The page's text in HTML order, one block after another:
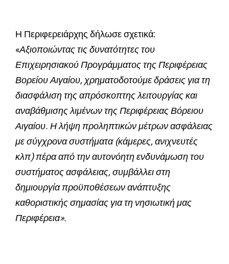
Η Περιφερειάρχης δήλωσε σχετικά:
«Αξιοποιώντας τις δυνατότητες του
Επιχειρησιακού Προγράμματος της Περιφέρειας
Βορείου Αιγαίου, χρηματοδοτούμε δράσεις για τη
διασφάλιση της απρόσκοπτης λειτουργίας και
αναβάθμισης λιμένων της Περιφέρειας Βόρειου
Αιγαίου. Η λήψη προληπτικών μέτρων ασφάλειας
με σύγχρονα συστήματα (κάμερες, ανιχνευτές
κλπ) πέρα από την αυτονόητη ενδυνάμωση του
συστήματος ασφάλειας, συμβάλλει στη
δημιουργία προϋποθέσεων ανάπτυξης
καθοριστικής σημασίας για τη νησιωτική μας
Περιφέρεια».